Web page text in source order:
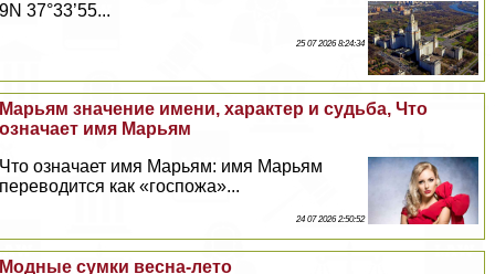
9N 37°33’55...
25 07 2026 8:24:34
Марьям значение имени, хаpaктер и судьба, Что
означает имя Марьям
Что означает имя Марьям: имя Марьям
переводится как «госпожа»...
24 07 2026 2:50:52
Модные сумки весна-лето